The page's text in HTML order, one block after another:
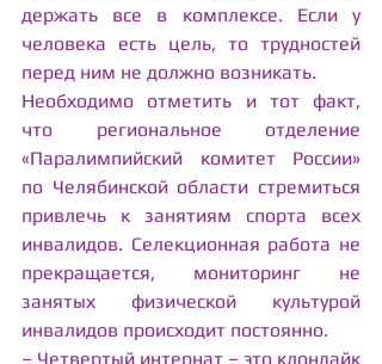
держать все в комплексе. Если у
человека есть цель, то трудностей
перед ним не должно возникать.
Необходимо отметить и тот факт,
что региональное отделение
«Паралимпийский комитет России»
по Челябинской области стремиться
привлечь к занятиям спорта всех
инвалидов. Селекционная работа не
прекращается, мониторинг не
занятых физической культурой
инвалидов происходит постоянно.
– Четвертый интернат – это клондайк